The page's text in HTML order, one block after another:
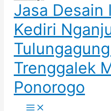
Jasa Desain
Kediri
Trenggalek
Ponorogo